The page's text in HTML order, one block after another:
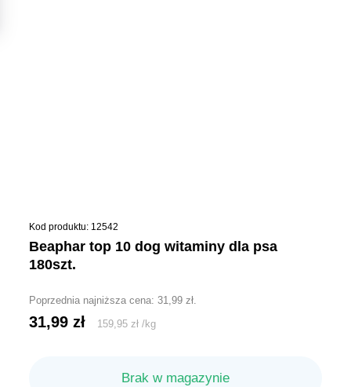
Kod produktu: 12542
beaphar top 10 dog witaminy dla psa
180szt.
Poprzednia najniższa cena:31,99zł.
31,99zł 159,95zł /kg
Brak w magazynie